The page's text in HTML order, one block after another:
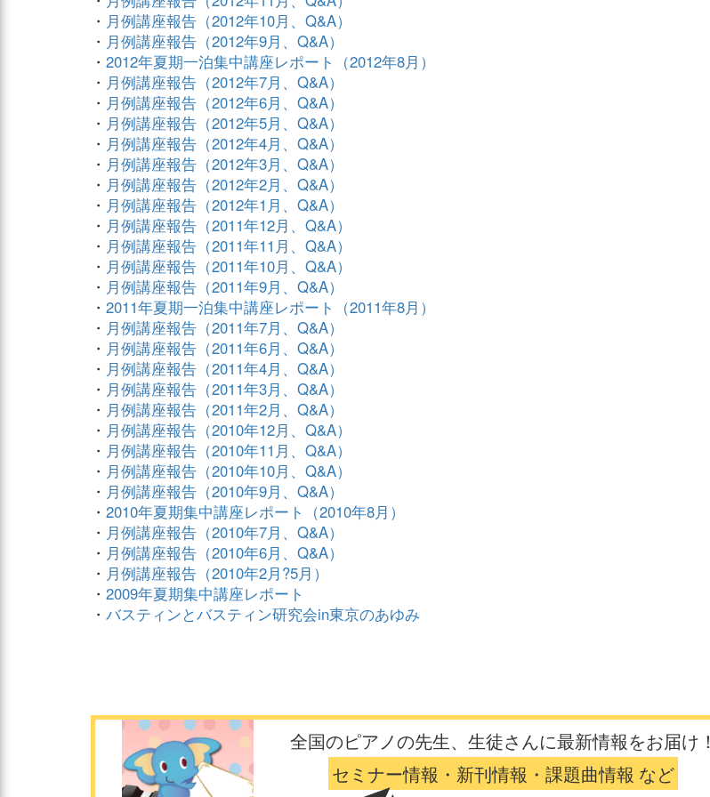
・ 月例講座報告（2012年10月、Q&A）
・ 月例講座報告（2012年9月、Q&A）
・ 2012年夏期一泊集中講座レポート（2012年8月）
・ 月例講座報告（2012年7月、Q&A）
・ 月例講座報告（2012年6月、Q&A）
・ 月例講座報告（2012年5月、Q&A）
・ 月例講座報告（2012年4月、Q&A）
・ 月例講座報告（2012年3月、Q&A）
・ 月例講座報告（2012年2月、Q&A）
・ 月例講座報告（2012年1月、Q&A）
・ 月例講座報告（2011年12月、Q&A）
・ 月例講座報告（2011年11月、Q&A）
・ 月例講座報告（2011年10月、Q&A）
・ 月例講座報告（2011年9月、Q&A）
・ 2011年夏期一泊集中講座レポート（2011年8月）
・ 月例講座報告（2011年7月、Q&A）
・ 月例講座報告（2011年6月、Q&A）
・ 月例講座報告（2011年4月、Q&A）
・ 月例講座報告（2011年3月、Q&A）
・ 月例講座報告（2011年2月、Q&A）
・ 月例講座報告（2010年12月、Q&A）
・ 月例講座報告（2010年11月、Q&A）
・ 月例講座報告（2010年10月、Q&A）
・ 月例講座報告（2010年9月、Q&A）
・ 2010年夏期集中講座レポート（2010年8月）
・ 月例講座報告（2010年7月、Q&A）
・ 月例講座報告（2010年6月、Q&A）
・ 月例講座報告（2010年2月?5月）
・ 2009年夏期集中講座レポート
・ バスティンとバスティン研究会in東京のあゆみ
全国のピアノの先生、生徒さんに最新情報をお届け！
セミナー情報・新刊情報・課題曲情報 など